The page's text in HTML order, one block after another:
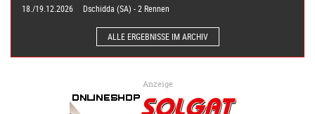
18./19.12.2026
Dschidda (SA) - 2 Rennen
ALLE ERGEBNISSE IM ARCHIV
Anzeige